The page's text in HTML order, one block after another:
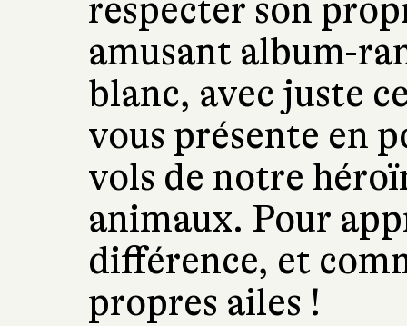
respecter son
amusant album-
blanc, avec juste
vous présente en
vols de notre
animaux. Pour
différence, et
propres ailes !